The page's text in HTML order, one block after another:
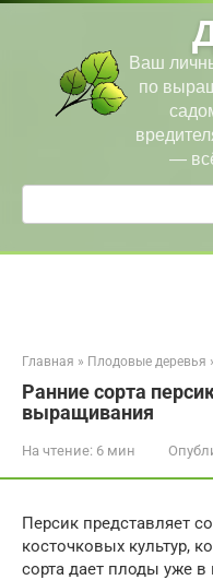
Перейти
Ваш
по
—
Поиск:
Главная » Плодовые деревья
Ранние сорта
выращивания
На чтение: 6 мин
Персик представляет
косточковых культур,
сорта дает плоды уже в